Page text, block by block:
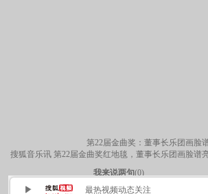
第22届金曲奖：董事长乐团画脸
搜狐音乐讯 第22届金曲奖红地毯，董事长乐团画脸谱亮
我来说两句(0)